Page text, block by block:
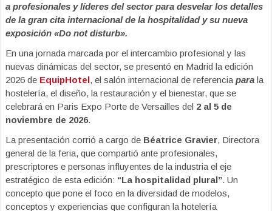
a profesionales y líderes del sector para desvelar los detalles
de la gran cita internacional de la hospitalidad y su nueva
exposición «Do not disturb».
En una jornada marcada por el intercambio profesional y las
nuevas dinámicas del sector, se presentó en Madrid la edición
2026 de EquipHotel, el salón internacional de referencia para la
hostelería, el diseño, la restauración y el bienestar, que se
celebrará en Paris Expo Porte de Versailles del 2 al 5 de
noviembre de 2026.
La presentación corrió a cargo de Béatrice Gravier, Directora
general de la feria, que compartió ante profesionales,
prescriptores e personas influyentes de la industria el eje
estratégico de esta edición: “La hospitalidad plural”. Un
concepto que pone el foco en la diversidad de modelos,
conceptos y experiencias que configuran la hotelería